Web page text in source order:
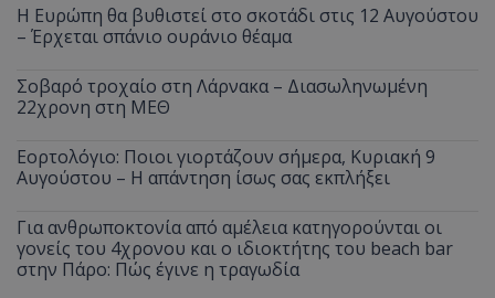
Η Ευρώπη θα βυθιστεί στο σκοτάδι στις 12 Αυγούστου
– Έρχεται σπάνιο ουράνιο θέαμα
Σοβαρό τροχαίο στη Λάρνακα – Διασωληνωμένη
22χρονη στη ΜΕΘ
Εορτολόγιο: Ποιοι γιορτάζουν σήμερα, Κυριακή 9
Αυγούστου – Η απάντηση ίσως σας εκπλήξει
Για ανθρωποκτονία από αμέλεια κατηγορούνται οι
γονείς του 4χρονου και ο ιδιοκτήτης του beach bar
στην Πάρο: Πώς έγινε η τραγωδία